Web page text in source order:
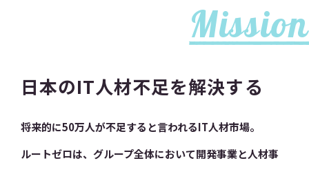
Mission
日本のIT人材不足を解決する
将来的に50万人が不足すると言われるIT人材市場。
ルートゼロは、グループ全体において開発事業と人材事